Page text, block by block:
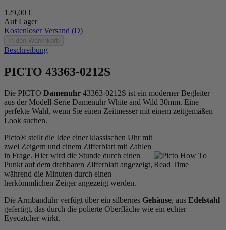
129,00 €
Auf Lager
Kostenloser Versand (D)
In den Warenkorb
Beschreibung
PICTO 43363-0212S
Die PICTO Damenuhr 43363-0212S ist ein moderner Begleiter
aus der Modell-Serie Damenuhr White and Wild 30mm. Eine
perfekte Wahl, wenn Sie einen Zeitmesser mit einem zeitgemäßen
Look suchen.
Picto® stellt die Idee einer klassischen Uhr mit
zwei Zeigern und einem Zifferblatt mit Zahlen
in Frage. Hier wird die Stunde durch einen
Punkt auf dem drehbaren Zifferblatt angezeigt,
während die Minuten durch einen
herkömmlichen Zeiger angezeigt werden.
Die Armbanduhr verfügt über ein silbernes Gehäuse, aus Edelstahl
gefertigt, das durch die polierte Oberfläche wie ein echter
Eyecatcher wirkt.